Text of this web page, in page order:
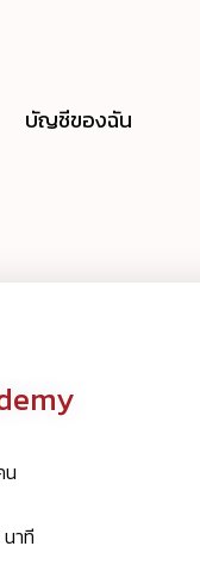
บัญชีของฉัน
น
นาที